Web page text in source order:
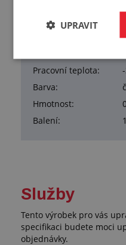
Pracovní tlak:
Pracovní teplota:
Barva:
Hmotnost:
Balení:
Služby
Tento výrobek pro vás
specifikaci budete moci
objednávky.
UPRAVIT